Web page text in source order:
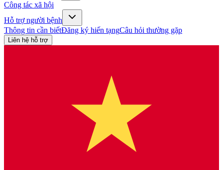
Công tác xã hội
Hỗ trợ người bệnh
Thông tin cần biếtĐăng ký hiến tạngCâu hỏi thường gặp
Liên hệ hỗ trợ